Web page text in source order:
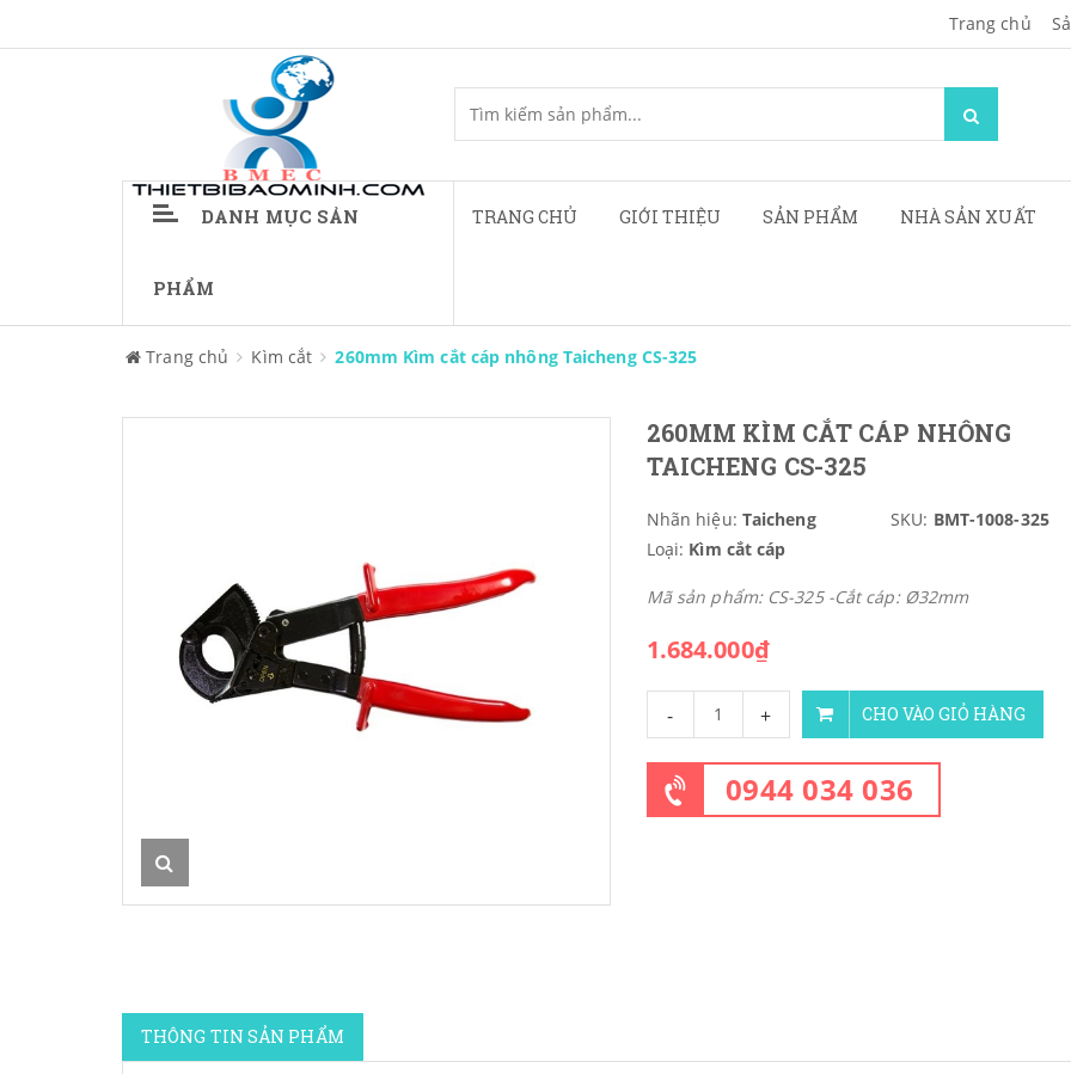
Trang chủ
DANH MỤC SẢN
PHẨM
TRANG CHỦ GIỚI THIỆU SẢN PHẨM NHÀ SẢN XUẤT
Trang chủ Kìm cắt 260mm Kìm cắt cáp nhông Taicheng CS-325
260MM KÌM CẮT CÁP NHÔNG
TAICHENG CS-325
Nhãn hiệu: Taicheng SKU: BMT-1008-325
Loại: Kìm cắt cáp
Mã sản phẩm: CS-325 -Cắt cáp: Ø32mm
1.684.000₫
- + CHO VÀO GIỎ HÀNG
0944 034 036
THÔNG TIN SẢN PHẨM